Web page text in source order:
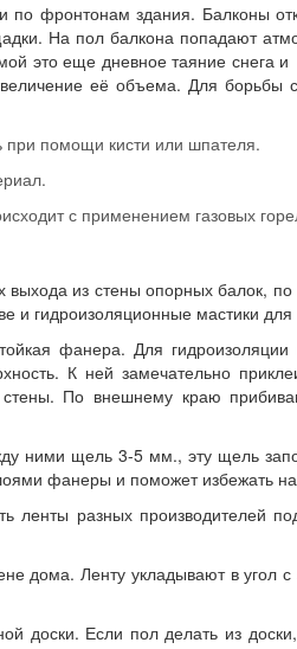
фронтонам здания. Балконы
На пол балкона попадают
это еще дневное таяние снега
её объема. Для борьбы
при помощи кисти или шпателя.
с применением газовых
выхода из стены опорных балок,
и гидроизоляционные мастики для
фанера. Для
К ней замечательно
По внешнему краю
ними щель 3-5 мм., эту щель
фанеры и поможет избежать
ленты разных производителей
дома. Ленту укладывают в угол
доски. Если пол делать из